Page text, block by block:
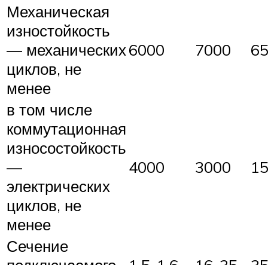
Механическая
изностойкость
— механических
циклов, не
менее
6000 7000
в том числе
коммутационная
износостойкость
—
электрических
циклов, не
менее
4000 3000
Сечение